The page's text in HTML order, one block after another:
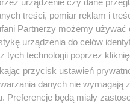
Reklama
i ogłosił ją
granic i zarządzania.
treści, pomiar reklam i
Partnerzy możemy
urządzenia do celów
tych technologii poprzez
przycisk ustawień
danych nie
Preferencje będą miały